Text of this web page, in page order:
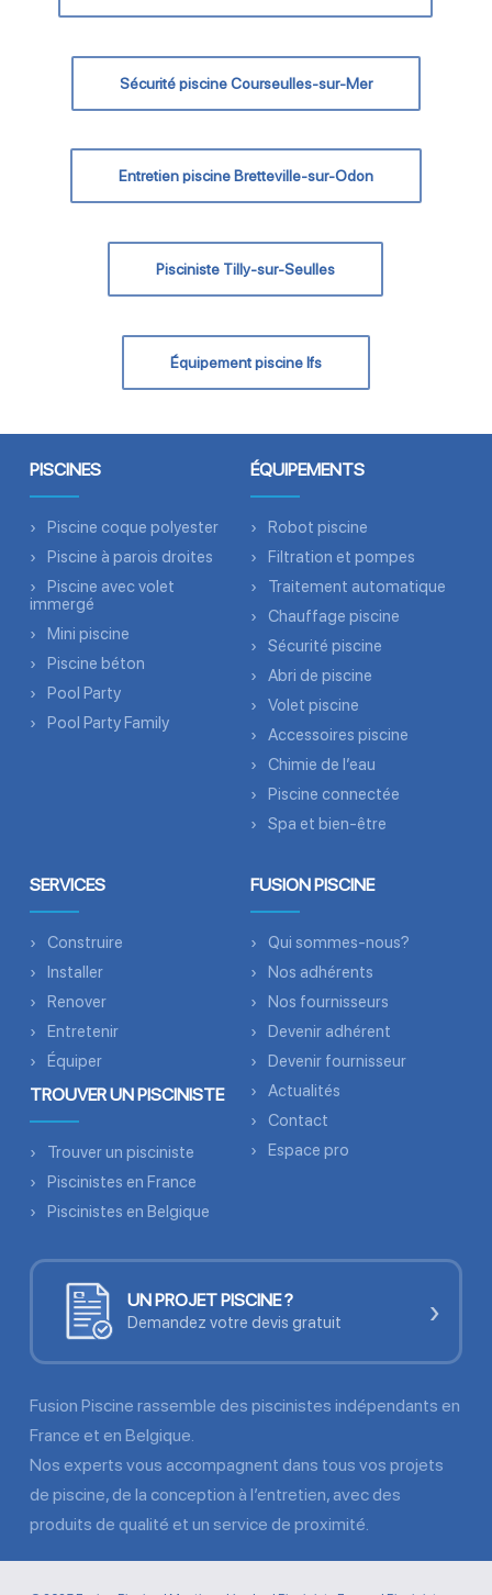
Sécurité piscine Courseulles-sur-Mer
Entretien piscine Bretteville-sur-Odon
Pisciniste Tilly-sur-Seulles
Équipement piscine Ifs
PISCINES
Piscine coque polyester
Piscine à parois droites
Piscine avec volet
immergé
Mini piscine
Piscine béton
Pool Party
Pool Party Family
ÉQUIPEMENTS
Robot piscine
Filtration et pompes
Traitement automatique
Chauffage piscine
Sécurité piscine
Abri de piscine
Volet piscine
Accessoires piscine
Chimie de l’eau
Piscine connectée
Spa et bien-être
SERVICES
Construire
Installer
Renover
Entretenir
Équiper
TROUVER UN PISCINISTE
Trouver un pisciniste
Piscinistes en France
Piscinistes en Belgique
FUSION PISCINE
Qui sommes-nous?
Nos adhérents
Nos fournisseurs
Devenir adhérent
Devenir fournisseur
Actualités
Contact
Espace pro
UN PROJET PISCINE ?
Demandez votre devis gratuit ›
Fusion Piscine rassemble des piscinistes indépendants en
France et en Belgique.
Nos experts vous accompagnent dans tous vos projets
de piscine, de la conception à l’entretien, avec des
produits de qualité et un service de proximité.